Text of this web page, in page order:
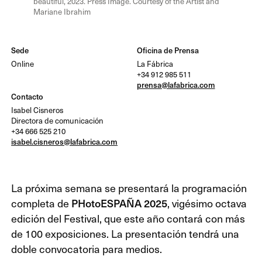
Mariane Ibrahim
Sede
Online
Contacto
Isabel Cisneros
Directora de comunicación
+34 666 525 210
isabel.cisneros@lafabrica.com
Oficina de Prensa
La Fábrica
+34 912 985 511
prensa@lafabrica.com
La próxima semana se presentará la programación
completa de PHotoESPAÑA 2025, vigésimo octava
edición del Festival, que este año contará con más
de 100 exposiciones. La presentación tendrá una
doble convocatoria para medios.